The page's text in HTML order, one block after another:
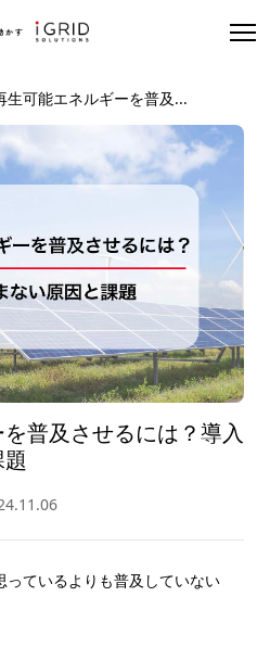
生可能エネルギーを普及...
普及させるには？導入
っているよりも普及していない